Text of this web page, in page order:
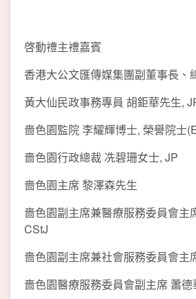
啓動禮主禮嘉賓
香港大公文匯傳媒集團副董事長、
黃大仙民政事務專員 胡鉅華先生,
嗇色園監院 李耀輝博士, 榮譽院士
嗇色園行政總裁 冼碧珊女士, JP
嗇色園主席 黎澤森先生
嗇色園副主席兼醫療服務委員會主
CStJ
嗇色園副主席兼社會服務委員會主
嗇色園醫療服務委員會副主席 蕭德